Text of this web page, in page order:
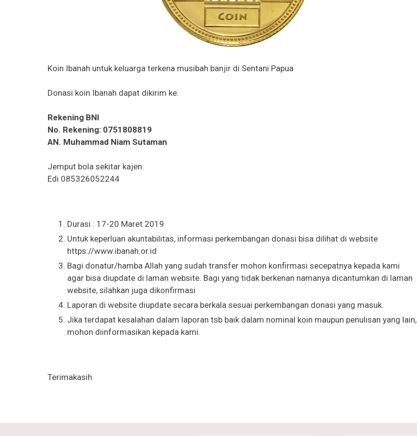
Koin Ibanah untuk keluarga terkena musibah banjir di Sentani Papua
Donasi koin Ibanah dapat dikirim ke:
Rekening BNI
No. Rekening: 0751808819
AN. Muhammad Niam Sutaman
Jemput bola sekitar kajen:
Edi 085326052244
Durasi : 17-20 Maret 2019
Untuk keperluan akuntabilitas, informasi perkembangan donasi bisa dilihat di website
https://www.ibanah.or.id
Bagi donatur/hamba Allah yang sudah transfer mohon konfirmasi secepatnya kepada kami
agar bisa diupdate di laman website. Bagi yang tidak berkenan namanya dicantumkan di laman
website, silahkan juga dikonfirmasi
Laporan di website diupdate secara berkala sesuai perkembangan donasi yang masuk.
Jika terdapat kesalahan dalam laporan tsb baik dalam nominal koin maupun penulisan yang lain,
mohon diinformasikan kepada kami.
Terimakasih